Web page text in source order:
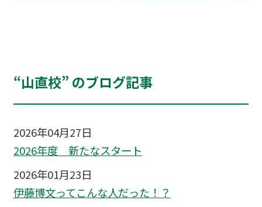
“山直校” のブログ記事
2026年04月27日
2026年度 新たなスタート
2026年01月23日
伊藤博文ってこんな人だった！？